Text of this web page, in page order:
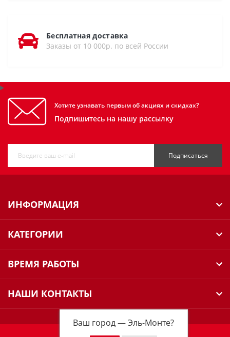
Ваш город —Эль-Монте?
Бесплатная доставка
Заказы от 10 000р. по всей России
Хотите узнавать первым об акциях и скидках?
Подпишитесь на нашу рассылку
Подписаться
ИНФОРМАЦИЯ
КАТЕГОРИИ
ВРЕМЯ РАБОТЫ
НАШИ КОНТАКТЫ